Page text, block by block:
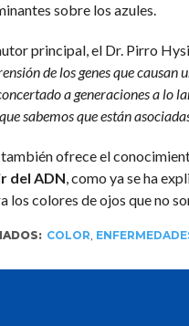
sobre los azules.
principal, el Dr. Pirro
de los genes que
a generaciones a lo
sabemos que están
ofrece el
del ADN, como ya se ha
los colores de ojos que no
COLOR,